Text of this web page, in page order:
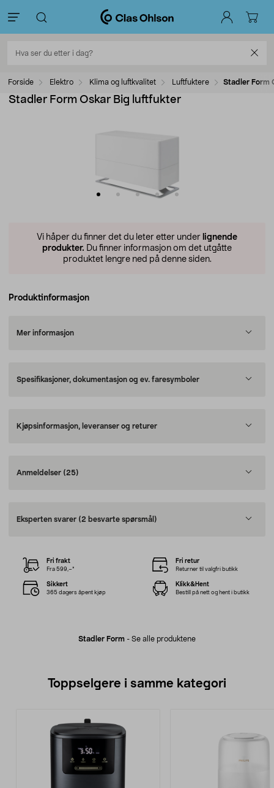
Forside Elektro Klima og luftkvalitet Luftfuktere Stadler Form
Stadler Form Oskar Big luftfukter
Vi håper du finner det du leter etter under lignende
produkter. Du finner informasjon om det utgåtte
produktet lengre ned på denne siden.
Produktinformasjon
Mer informasjon
Spesifikasjoner, dokumentasjon og ev. faresymboler
Kjøpsinformasjon, leveranser og returer
Anmeldelser (25)
Eksperten svarer (2 besvarte spørsmål)
Stadler Form - Se alle produktene
Fri frakt
Fra 599,–*
Fri retur
Returner til valgfri butikk
Sikkert
365 dagers åpent kjøp
Klikk&Hent
Bestill på nett og hent i butikk
Toppselgere i samme kategori